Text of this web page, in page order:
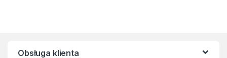
Obsługa klienta